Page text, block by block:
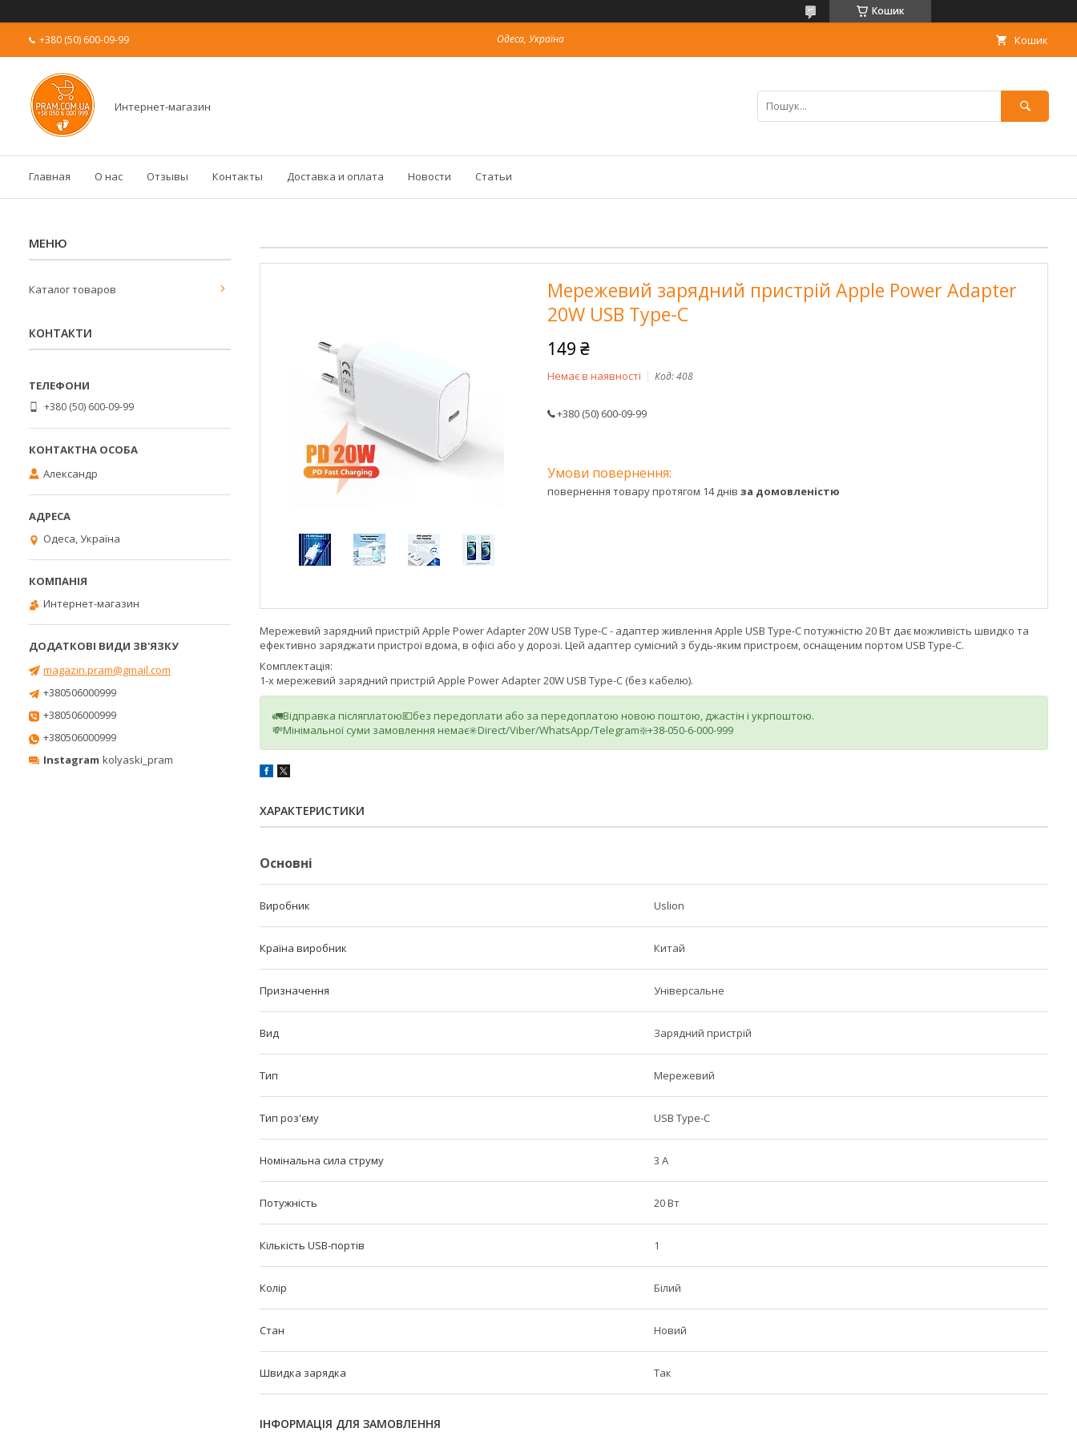
Кошик
+380 (50) 600-09-99 Одеса, Україна Кошик
Интернет-магазин
Главная О нас Отзывы Контакты Доставка и оплата Новости Статьи
Мережевий зарядний пристрій Apple Power Adapter
20W USB Type-C
149 ₴
Немає в наявності Код:408
+380 (50) 600-09-99
повернення товару протягом 14 днів за домовленістю
Мережевий зарядний пристрій Apple Power Adapter 20W USB Type-C - адаптер живлення Apple USB Type-C потужністю 20 Вт дає можливість швидко та
ефективно заряджати пристрої вдома, в офісі або у дорозі. Цей адаптер сумісний з будь-яким пристроєм, оснащеним портом USB Type-C.
Комплектація:
1-х мережевий зарядний пристрій Apple Power Adapter 20W USB Type-C (без кабелю).
🚛Відправка післяплатою💶без передоплати або за передоплатою новою поштою, джастін і укрпоштою.
💸Мінімальної суми замовлення немає✳️Direct/Viber/WhatsApp/Telegram❇️+38-050-6-000-999
ХАРАКТЕРИСТИКИ
Основні
Виробник Uslion
Країна виробник Китай
Призначення Універсальне
Вид Зарядний пристрій
Тип Мережевий
Тип роз'єму USB Type-C
Номінальна сила струму 3 А
Потужність 20 Вт
Кількість USB-портів 1
Колір Білий
Стан Новий
Швидка зарядка Так
ІНФОРМАЦІЯ ДЛЯ ЗАМОВЛЕННЯ
Каталог товаров
КОНТАКТИ
+380 (50) 600-09-99
Александр
Одеса, Україна
Интернет-магазин
magazin.pram@gmail.com
+380506000999
+380506000999
+380506000999
Instagram kolyaski_pram